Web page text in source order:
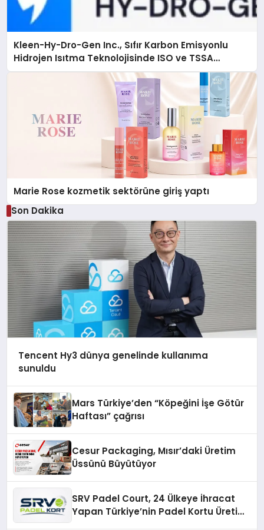
Kleen-Hy-Dro-Gen Inc., Sıfır Karbon Emisyonlu
Hidrojen Isıtma Teknolojisinde ISO ve TSSA
Düzenleyici Onaylarını Aldı
Marie Rose kozmetik sektörüne giriş yaptı
Son Dakika
Tencent Hy3 dünya genelinde kullanıma
sunuldu
Mars Türkiye’den “Köpeğini İşe Götür
Haftası” çağrısı
Cesur Packaging, Mısır’daki Üretim
Üssünü Büyütüyor
SRV Padel Court, 24 Ülkeye İhracat
Yapan Türkiye’nin Padel Kortu Üretim